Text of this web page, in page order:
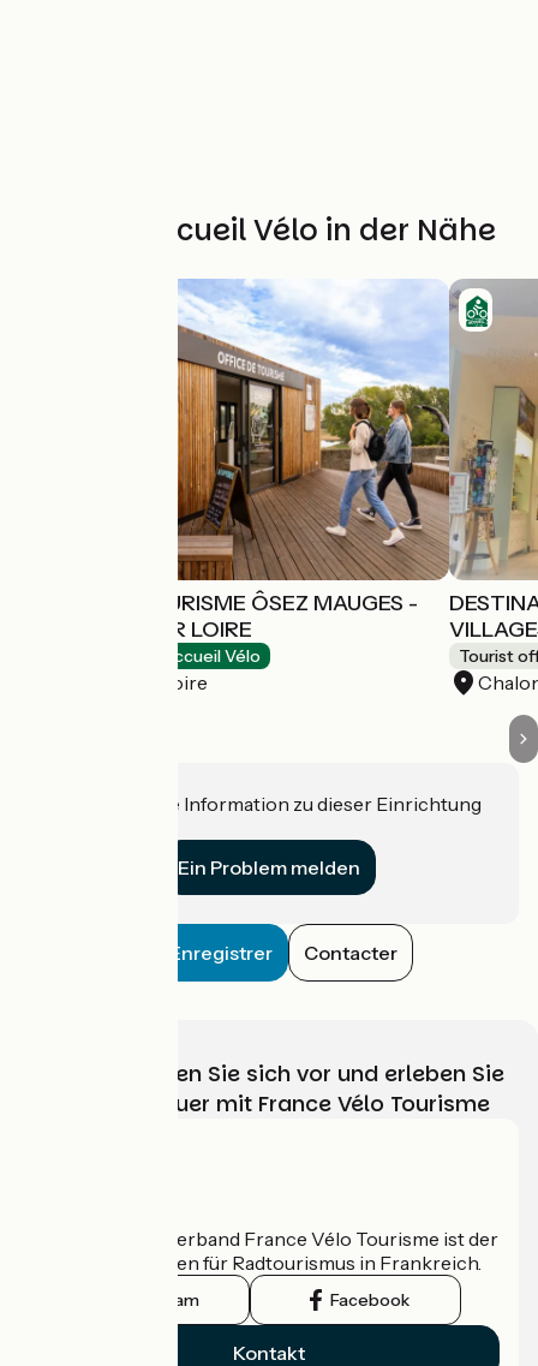
Weitere Accueil Vélo in der Nähe
OFFICE DE TOURISME ÔSEZ MAUGES -
MONTJEAN SUR LOIRE
Accueil Vélo
Mauges-sur-Loire
Tourist
Haben Sie eine Information zu dieser Einrichtung
Ein Problem melden
Enregistrer Contacter
Wählen, bereiten Sie sich vor und erleben Sie
Ihr Radabenteuer mit France Vélo Tourisme
Der nationale Verband France Vélo Tourisme ist der
offizielle Leitfaden für Radtourismus in Frankreich.
Instagram Facebook
Kontakt